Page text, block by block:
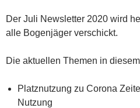
Der Juli Newsletter 2020 wird
alle Bogenjäger verschickt.
Die aktuellen Themen in
Platznutzung zu Corona
Nutzung